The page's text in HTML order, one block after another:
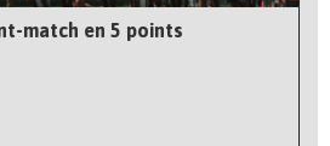
match en 5 points